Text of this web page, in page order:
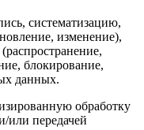
систематизацию,
изменение),
блокирование,
данных.
обработку
или передачей